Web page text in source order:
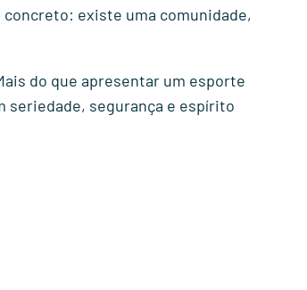
existe uma comunidade,
do que apresentar um esporte
seriedade, segurança e espírito